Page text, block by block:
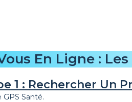
En Ligne :
1 : Rechercher Un
GPS Santé.